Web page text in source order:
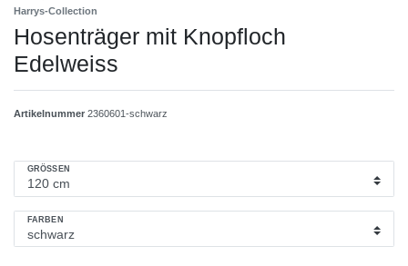
Harrys-Collection
Hosenträger mit Knopfloch
Edelweiss
Artikelnummer 2360601-schwarz
GRÖSSEN
FARBEN